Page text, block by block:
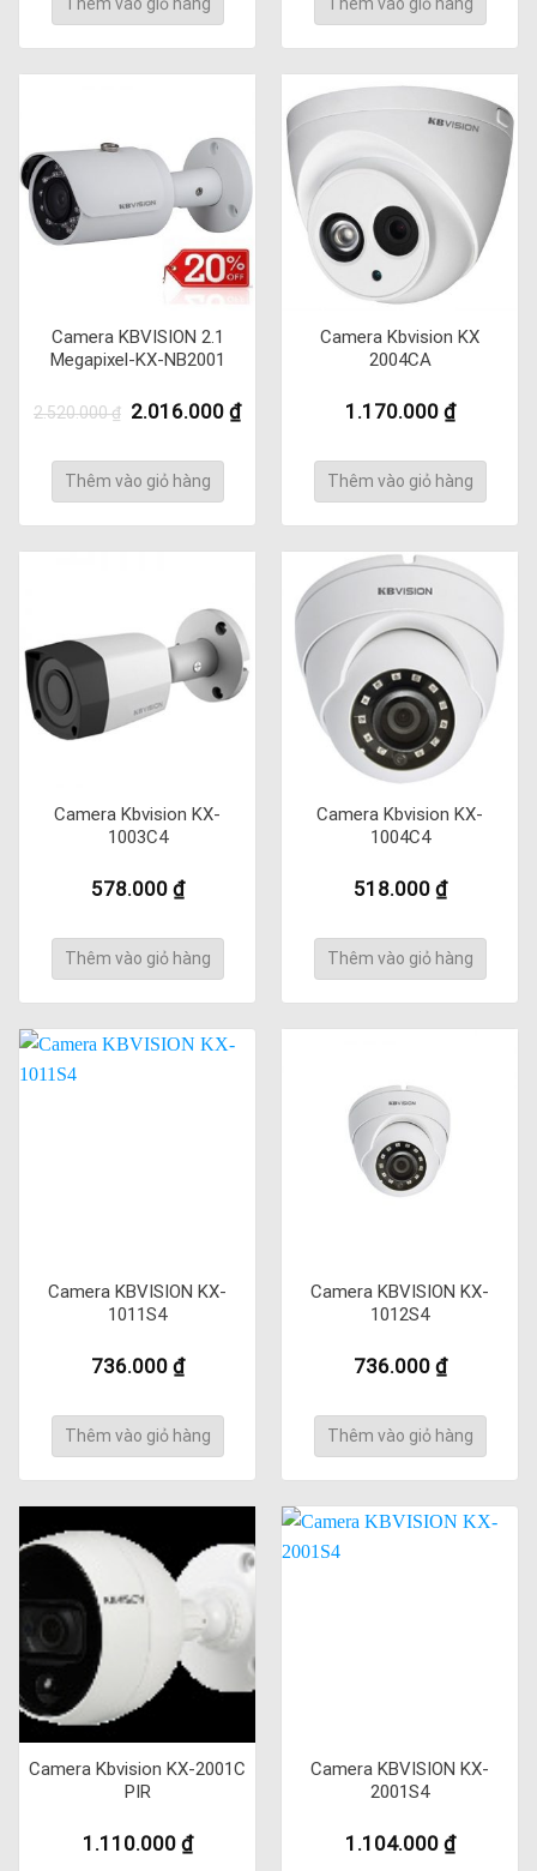
1.360.000 ₫.
Camera KBVISION 2.1
Megapixel-KX-NB2001
2.520.000₫ Giá
2.520.000 ₫.
2.016.000₫Giá
2.016.000 ₫.
Thêm vào giỏ hàng
Camera Kbvision KX
2004CA
1.170.000 ₫
Thêm vào giỏ hàng
Camera Kbvision KX-
1003C4
578.000 ₫
Thêm vào giỏ hàng
Camera Kbvision KX-
1004C4
518.000 ₫
Thêm vào giỏ hàng
Camera KBVISION KX-
1011S4
736.000 ₫
Thêm vào giỏ hàng
Camera KBVISION KX-
1012S4
736.000 ₫
Thêm vào giỏ hàng
Camera Kbvision KX-2001C
PIR
1.110.000 ₫
Camera KBVISION KX-
2001S4
1.104.000 ₫